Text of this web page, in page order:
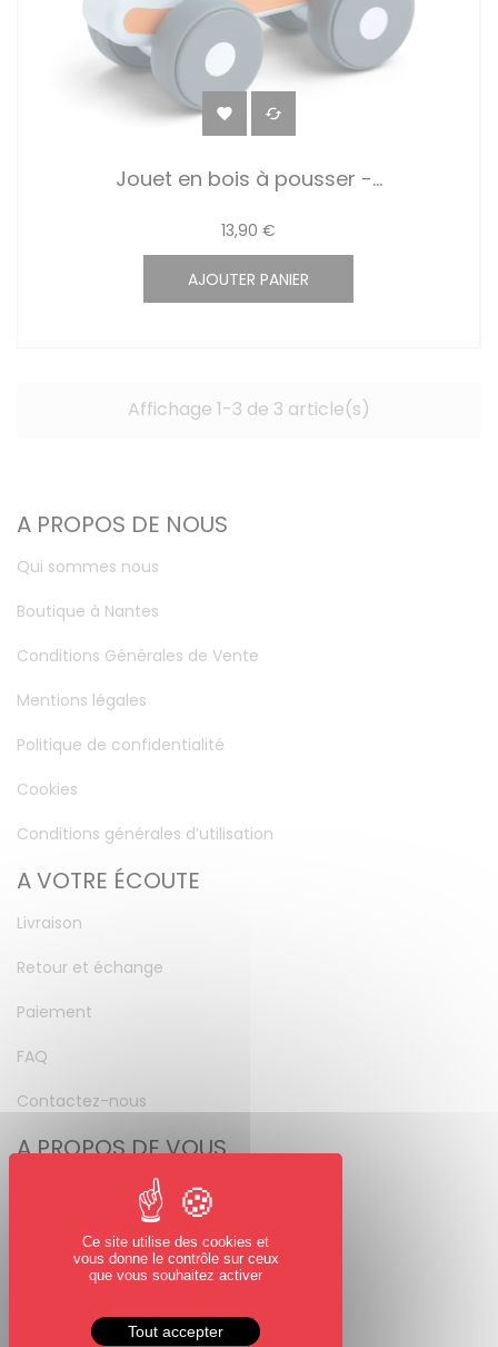
 
Jouet en bois à pousser -...
13,90 €
AJOUTER PANIER
Affichage 1-3 de 3 article(s)
A PROPOS DE NOUS
Qui sommes nous
Boutique à Nantes
Conditions Générales de Vente
Mentions légales
Politique de confidentialité
Cookies
Conditions générales d’utilisation
A VOTRE ÉCOUTE
Livraison
Retour et échange
Paiement
FAQ
Contactez-nous
A PROPOS DE VOUS
Mot de passe perdu
NOUS SUIVRE
Facebook
Ce site utilise des cookies et
vous donne le contrôle sur ceux
que vous souhaitez activer
Tout accepter